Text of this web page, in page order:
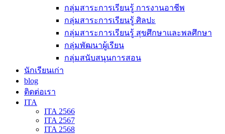
กลุ่มสาระการเรียนรู้ การงานอาชีพ
กลุ่มสาระการเรียนรู้ ศิลปะ
กลุ่มสาระการเรียนรู้ สุขศึกษาและพลศึกษา
กลุ่มพัฒนาผู้เรียน
กลุ่มสนับสนุนการสอน
นักเรียนเก่า
blog
ติดต่อเรา
ITA
ITA 2566
ITA 2567
ITA 2568